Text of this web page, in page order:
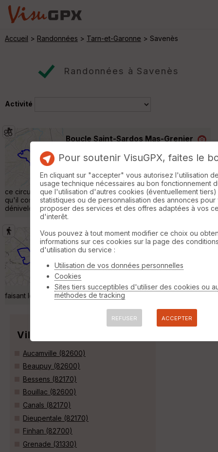
Accueil > Randonnées > Tarn-et-Garonne > Savenès
Randonnées à Savenès
Activité
Boucle Saint-Sardos Mas-Grenier
Super boucle en nature ! Un peu de route
très peu passagère et des chemins. J'ai fait
ce circuit en courant pour un entrainement Trail mais je pense
qu'il convient mieux en balade VTT, même si peu de
dénivelée. »
Aucamville, chemin de la Chapelle
Saint Jean
Verdun-sur-Garonne
A partir de la poste d'Aucamville, puis un
passage par la chapelle, voir moulin,
pigeonnier, maisons de caractère tout en
faisant le tour du village. »
Villes
Aucamville (82600)
Beaupuy (82600)
Bessens (82170)
Bouillac (82600)
Canals (82170)
Dieupentale (82170)
Finhan (82700)
Grenade (31330)
Pour soutenir VisuGPX, faites le
En cliquant sur "accepter" vous autorisez l'utilisation
usage technique nécessaires au bon fonctionnement
que l'utilisation d'autres cookies (éventuellement
statistiques ou de personnalisation des annonces pour
proposer des services et des offres adaptées à vos
d'interêt.
Vous pouvez à tout moment modifier ce choix ou
informations sur ces cookies sur la page des
d'utilisation du service :
Utilisation de vos données personnelles
Cookies
Sites tiers succeptibles d'utiliser des cookies ou
méthodes de tracking
REFUSER ACCEPTER